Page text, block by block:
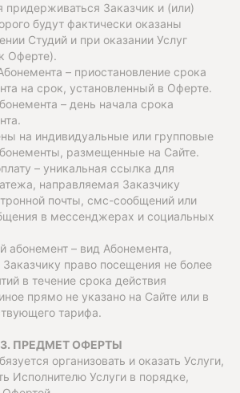
придерживаться Заказчик и (или)
будут фактически оказаны
Студий и при оказании Услуг
Оферте).
– приостановление срока
на срок, установленный в Оферте.
– день начала срока
на индивидуальные или групповые
размещенные на Сайте.
– уникальная ссылка для
направляемая Заказчику
почты, смс-сообщений или
в мессенджерах и социальных
абонемент – вид Абонемента,
право посещения не более
в течение срока действия
прямо не указано на Сайте или в
тарифа.
3. ПРЕДМЕТ ОФЕРТЫ
организовать и оказать Услуги,
Исполнителю Услуги в порядке,